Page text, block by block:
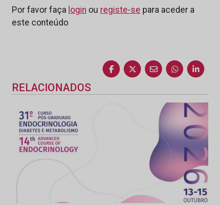
Por favor faça login ou registe-se para aceder a
este conteúdo
RELACIONADOS